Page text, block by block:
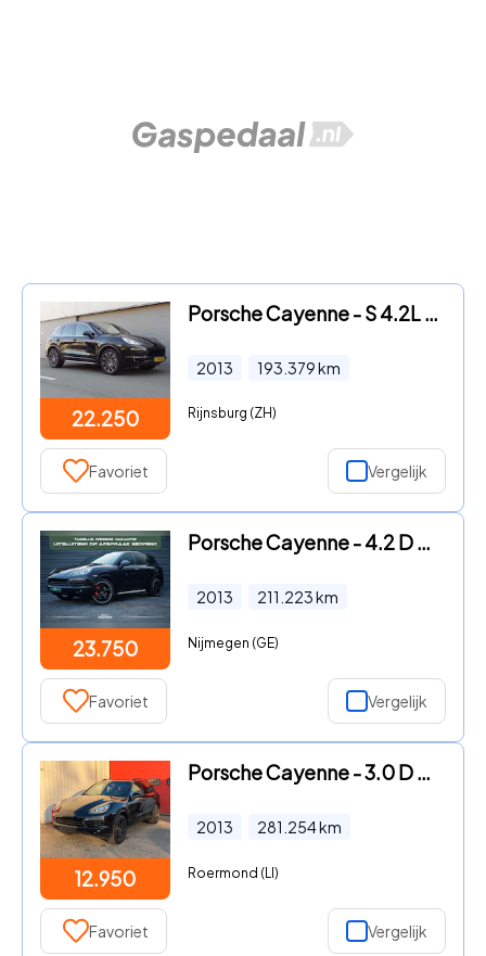
22.250
Porsche Cayenne - S 4.2L V8 Diesel 2013 (Full options)
2013 193.379km
Rijnsburg (ZH)
Favoriet Vergelijk
23.750
Porsche Cayenne - 4.2 D S / Pano / Trekhaak / Bose / Keurige Staat / Luchtveri
2013 211.223km
Nijmegen (GE)
Favoriet Vergelijk
12.950
Porsche Cayenne - 3.0 D Navi Automaat NAP
2013 281.254km
Roermond (LI)
Favoriet Vergelijk